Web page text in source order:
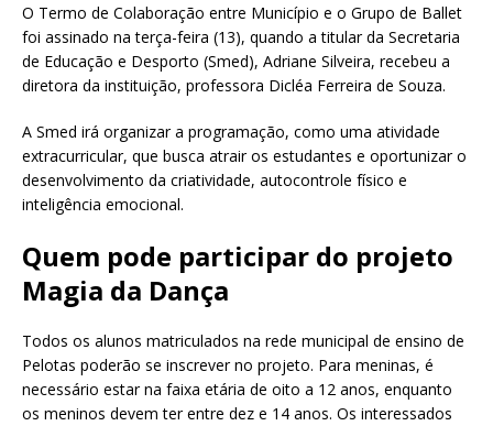
O Termo de Colaboração entre Município e o Grupo de Ballet
foi assinado na terça-feira (13), quando a titular da Secretaria
de Educação e Desporto (Smed), Adriane Silveira, recebeu a
diretora da instituição, professora Dicléa Ferreira de Souza.
A Smed irá organizar a programação, como uma atividade
extracurricular, que busca atrair os estudantes e oportunizar o
desenvolvimento da criatividade, autocontrole físico e
inteligência emocional.
Quem pode participar do projeto
Magia da Dança
Todos os alunos matriculados na rede municipal de ensino de
Pelotas poderão se inscrever no projeto. Para meninas, é
necessário estar na faixa etária de oito a 12 anos, enquanto
os meninos devem ter entre dez e 14 anos. Os interessados